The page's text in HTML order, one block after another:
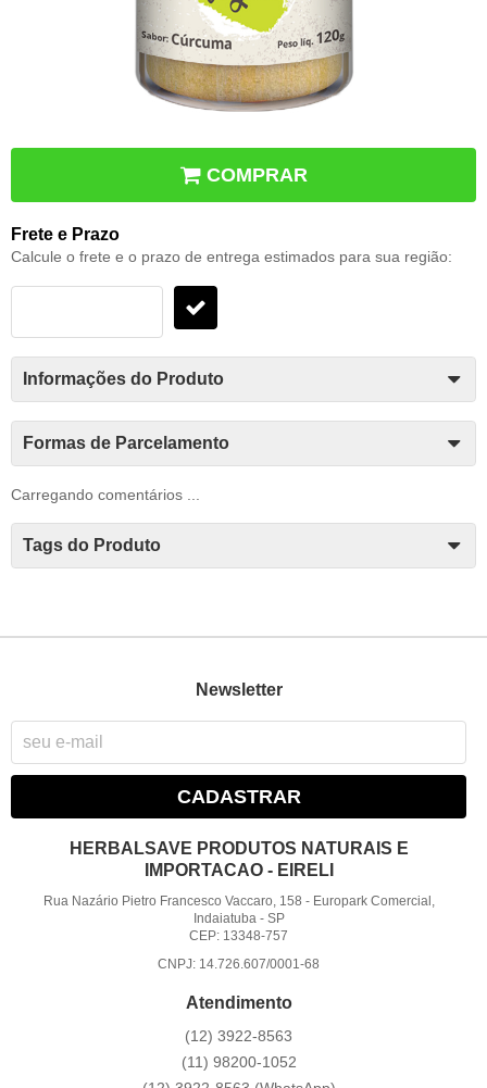
COMPRAR
Frete e Prazo
Calcule o frete e o prazo de entrega estimados para sua região:
Informações do Produto
Formas de Parcelamento
Carregando comentários ...
Tags do Produto
Newsletter
CADASTRAR
HERBALSAVE PRODUTOS NATURAIS E
IMPORTACAO - EIRELI
Rua Nazário Pietro Francesco Vaccaro, 158 - Europark Comercial,
Indaiatuba- SP
CEP: 13348-757
CNPJ: 14.726.607/0001-68
Atendimento
(12) 3922-8563
(11) 98200-1052